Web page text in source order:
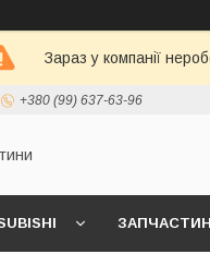
Зараз у компанії
+380 (99) 637-63-96
ЗАПЧАСТИНИ